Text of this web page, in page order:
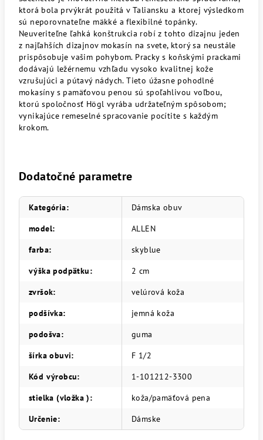
ktorá bola prvýkrát použitá v Taliansku a ktorej výsledkom
sú neporovnateľne mäkké a flexibilné topánky.
Neuveriteľne ľahká konštrukcia robí z tohto dizajnu jeden
z najľahších dizajnov mokasín na svete, ktorý sa neustále
prispôsobuje vašim pohybom. Pracky s koňskými prackami
dodávajú ležérnemu vzhľadu vysoko kvalitnej kože
vzrušujúci a pútavý nádych. Tieto úžasne pohodlné
mokasíny s pamäťovou penou sú spoľahlivou voľbou,
ktorú spoločnosť Högl vyrába udržateľným spôsobom;
vynikajúce remeselné spracovanie pocítite s každým
krokom.
Dodatočné parametre
Kategória:
Dámska obuv
model:
ALLEN
farba:
skyblue
výška podpätku:
2 cm
zvršok:
velúrová koža
podšívka:
jemná koža
podošva:
guma
šírka obuvi:
F 1/2
Kód výrobcu:
1-101212-3300
stielka (vložka ):
koža/pamäťová pena
Určenie: Dámske